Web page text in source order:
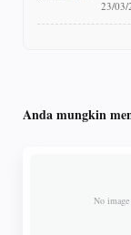
23/03/
Anda mungkin